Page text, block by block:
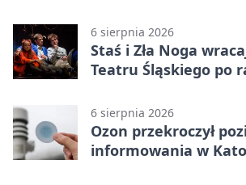
rundy kwalifikacyjnej
6 sierpnia 2026
Staś i Zła Noga
Teatru Śląskiego po
6 sierpnia 2026
Ozon przekroczył
informowania w